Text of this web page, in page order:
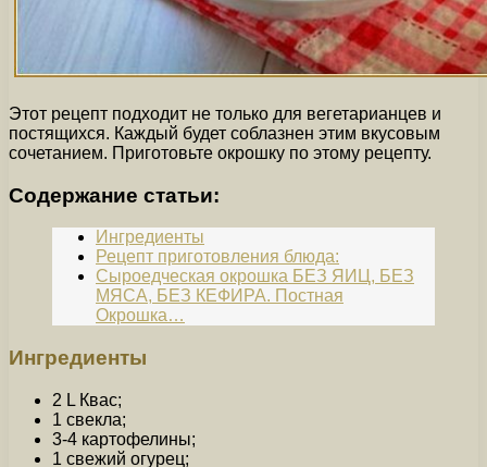
Этот рецепт подходит не только для вегетарианцев и
постящихся. Каждый будет соблазнен этим вкусовым
сочетанием. Приготовьте окрошку по этому рецепту.
Содержание статьи:
Ингредиенты
Рецепт приготовления блюда:
Сыроедческая окрошка БЕЗ ЯИЦ, БЕЗ
МЯСА, БЕЗ КЕФИРА. Постная
Окрошка…
Ингредиенты
2 L Квас;
1 свекла;
3-4 картофелины;
1 свежий огурец;